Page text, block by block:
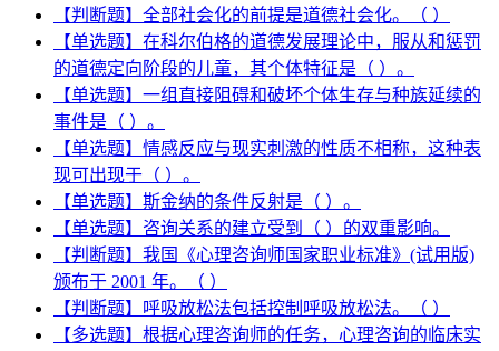
【判断题】全部社会化的前提是道德社会化。（ ）
【单选题】在科尔伯格的道德发展理论中，服从和惩罚
的道德定向阶段的儿童，其个体特征是（ ）。
【单选题】一组直接阻碍和破坏个体生存与种族延续的
事件是（ ）。
【单选题】情感反应与现实刺激的性质不相称，这种表
现可出现于（ ）。
【单选题】斯金纳的条件反射是（ ）。
【单选题】咨询关系的建立受到（ ）的双重影响。
【判断题】我国《心理咨询师国家职业标准》(试用版)
颁布于 2001 年。（ ）
【判断题】呼吸放松法包括控制呼吸放松法。（ ）
【多选题】根据心理咨询师的任务，心理咨询的临床实